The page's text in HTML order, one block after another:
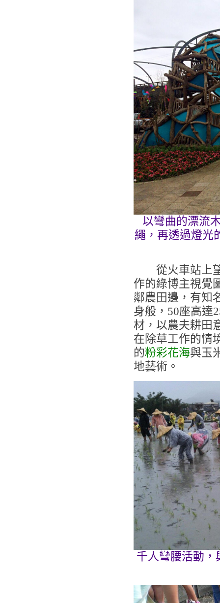
以彎曲的漂流
繩，再透過燈光
從火車站上望
作的綠博主視覺
鄰農田邊，有知
身般，50座高達
材，以農夫耕田
在除草工作的情
的粉彩花海與玉
地藝術。
千人彎腰活動，